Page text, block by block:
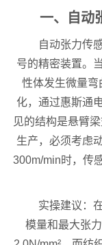
一、自动
自动张力传
号的精密装置。
性体发生微量弯
化，通过惠斯通
见的结构是悬臂
生产，必须考虑
300m/min时，传
实操建议：
模量和最大张